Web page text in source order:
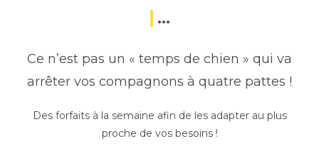
...
Ce n’est pas un « temps de chien » qui va
arrêter vos compagnons à quatre pattes !
Des forfaits à la semaine afin de les adapter au plus
proche de vos besoins !